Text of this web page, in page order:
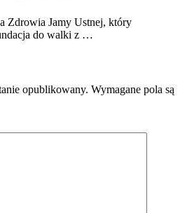
Zdrowia Jamy Ustnej, który
do walki z …
opublikowany. Wymagane pola są